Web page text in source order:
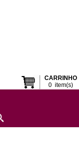
CARRINHO
0item(s)